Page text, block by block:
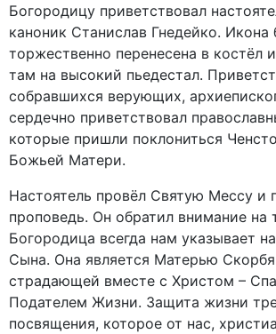
Богородицу приветствовал
каноник Станислав Гнедейко. Икона
торжественно перенесена в костёл
там на высокий пьедестал.
собравшихся верующих,
сердечно приветствовал
которые пришли поклониться
Божьей Матери.
Настоятель провёл Святую Мессу и
проповедь. Он обратил внимание на
Богородица всегда нам указывает
Сына. Она является Матерью
страдающей вместе с Христом –
Подателем Жизни. Защита жизни
посвящения, которое от нас,